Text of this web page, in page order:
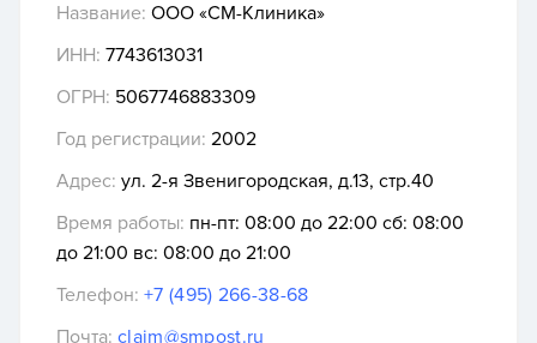
Название: ООО «СМ-Клиника»
ИНН: 7743613031
ОГРН: 5067746883309
Год регистрации: 2002
Адрес: ул. 2-я Звенигородская, д.13, стр.40
Время работы: пн-пт: 08:00 до 22:00 сб: 08:00
до 21:00 вс: 08:00 до 21:00
Телефон: +7 (495) 266-38-68
Почта: claim@smpost.ru